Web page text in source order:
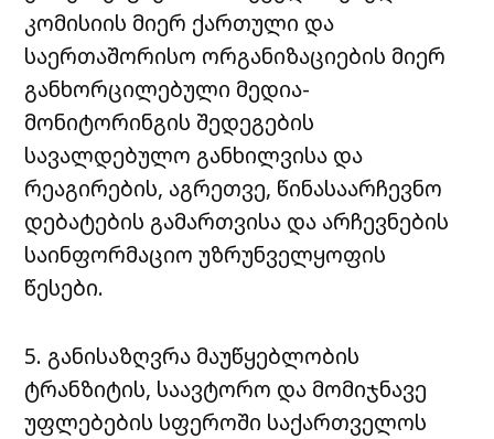
კომისიის მიერ ქართული და
საერთაშორისო ორგანიზაციების მიერ
განხორცილებული მედია-
მონიტორინგის შედეგების
სავალდებულო განხილვისა და
რეაგირების, აგრეთვე, წინასაარჩევნო
დებატების გამართვისა და არჩევნების
საინფორმაციო უზრუნველყოფის
წესები.
5. განისაზღვრა მაუწყებლობის
ტრანზიტის, საავტორო და მომიჯნავე
უფლებების სფეროში საქართველოს